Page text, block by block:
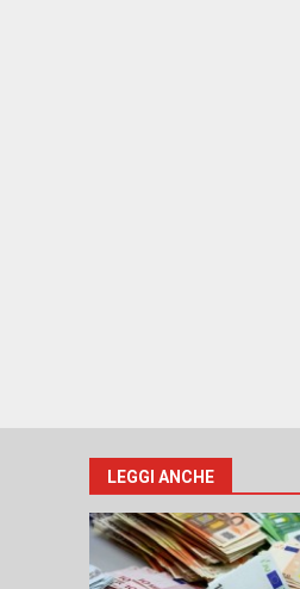
LEGGI ANCHE